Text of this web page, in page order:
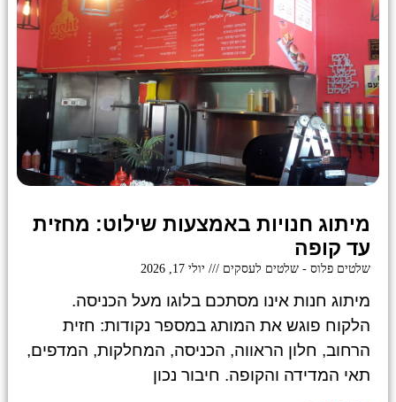
מיתוג חנויות באמצעות שילוט: מחזית
עד קופה
שלטים פלוס - שלטים לעסקים יולי 17, 2026
מיתוג חנות אינו מסתכם בלוגו מעל הכניסה.
הלקוח פוגש את המותג במספר נקודות: חזית
הרחוב, חלון הראווה, הכניסה, המחלקות, המדפים,
תאי המדידה והקופה. חיבור נכון